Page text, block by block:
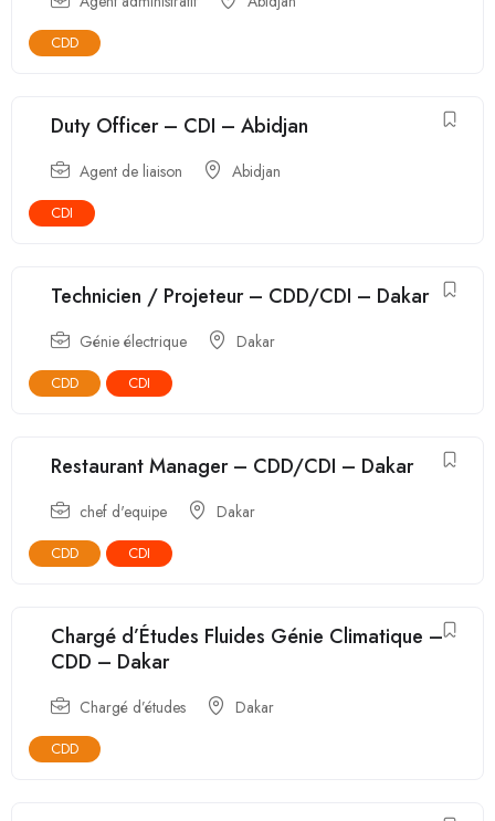
CDD
Duty Officer – CDI – Abidjan
Agent de liaison Abidjan
CDI
Technicien / Projeteur – CDD/CDI – Dakar
Génie électrique Dakar
CDD CDI
Restaurant Manager – CDD/CDI – Dakar
chef d'equipe Dakar
CDD CDI
Chargé d’Études Fluides Génie Climatique –
CDD – Dakar
Chargé d’études Dakar
CDD